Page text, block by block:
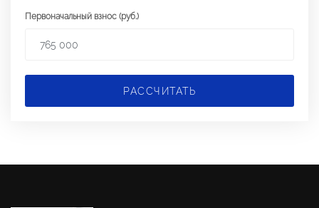
Первоначальный взнос (руб.)
РАССЧИТАТЬ